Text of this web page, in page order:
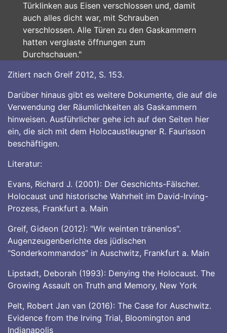
Türklinken aus Eisen verschlossen und, damit
auch alles dicht war, mit Schrauben
verschlossen. Alle Türen zu den Gaskammern
hatten verglaste öffnungen zum
Durchschauen."
Zitiert nach Greif 2012, S. 153.
Darüber hinaus gibt es weitere Dokumente, die auf die
Verwendung der Räumlichkeiten als Gaskammern
hinweisen. Ausführlicher gehe ich auf den Seiten hier
ein, die sich mit dem Holocaustleugner R. Faurisson
beschäftigen.
Literatur:
Evans, Richard J. (2001): Der Geschichts-Fälscher.
Holocaust und historische Wahrheit im David-Irving-
Prozess, Frankfurt a. Main
Greif, Gideon (2012): "Wir weinten tränenlos".
Augenzeugenberichte des jüdischen
"Sonderkommandos" in Auschwitz, Frankfurt a. Main
Lipstadt, Deborah (1993): Denying the Holocaust. The
Growing Assault on Truth and Memory, New York
Pelt, Robert Jan van (2016): The Case for Auschwitz.
Evidence from the Irving Trial, Bloomington and
Indianapolis